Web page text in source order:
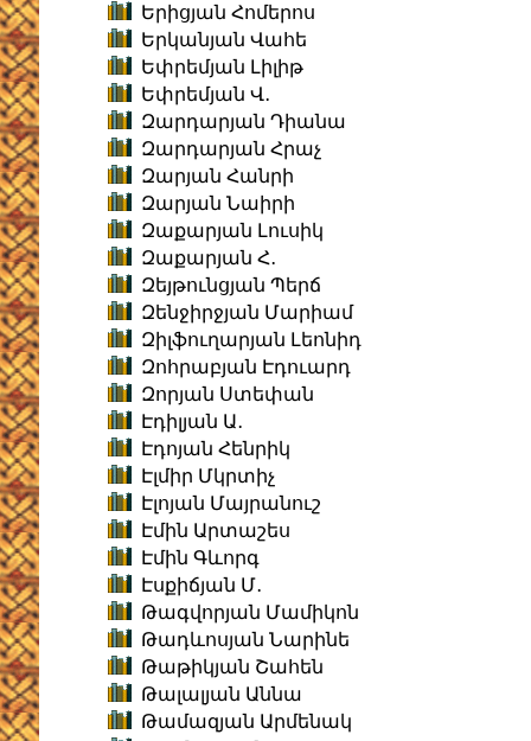
Երիցյան Հոմերոս
Երկանյան Վահե
Եփրեմյան Լիլիթ
Եփրեմյան Վ․
Զարդարյան Դիանա
Զարդարյան Հրաչ
Զարյան Հանրի
Զարյան Նաիրի
Զաքարյան Լուսիկ
Զաքարյան Հ․
Զեյթունցյան Պերճ
Զենջիրջյան Մարիամ
Զիլֆուղարյան Լեոնիդ
Զոհրաբյան Էդուարդ
Զորյան Ստեփան
Էդիլյան Ա․
Էդոյան Հենրիկ
Էլմիր Մկրտիչ
Էլոյան Մայրանուշ
Էմին Արտաշես
Էմին Գևորգ
Էսքիճյան Մ․
Թագվորյան Մամիկոն
Թադևոսյան Նարինե
Թաթիկյան Շահեն
Թալալյան Աննա
Թամազյան Արմենակ